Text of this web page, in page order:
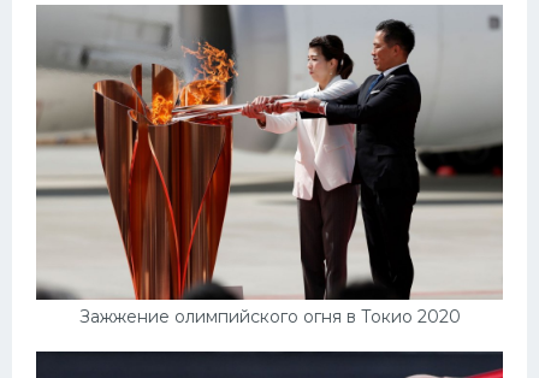
Зажжение олимпийского огня в Токио 2020